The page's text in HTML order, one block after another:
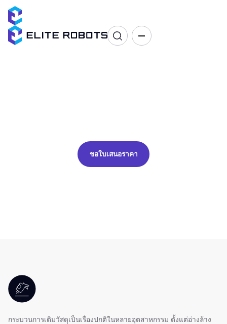
ขอใบเสนอราคา
ขอใบเสนอราคา
กระบวนการเติมวัสดุเป็นเรื่องปกติในหลายอุตสาหกรรม ตั้งแต่อ่างล้าง